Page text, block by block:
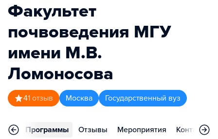
Факультет
почвоведения МГУ
имени М.В.
Ломоносова
41 отзыв Москва Государственный вуз
Программы Отзывы Мероприятия Контакты